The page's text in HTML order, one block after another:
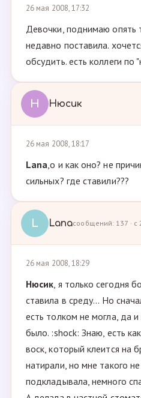
26 мая 2008, 17:32
Девочки, поднимаю опять
недавно поставила.
обсудить. есть коллеги по
Н Нюсик
26 мая 2008, 18:17
Lana,о и как оно? не
сильных? где ставили???
L Lanaсообщений: 137 · с
26 мая 2008, 18:29
Нюсик, я только сегодня
ставила в среду... Но
есть толком не могла, да
было. :shock: Знаю, есть
воск, который клеится на
натирали, но мне такого
подкладывала, немного